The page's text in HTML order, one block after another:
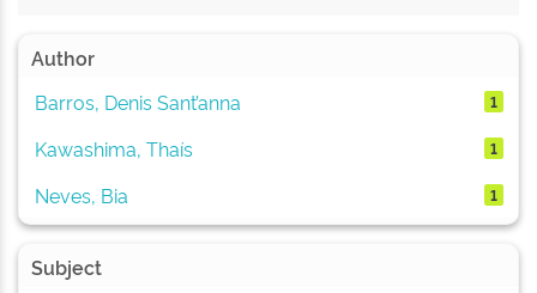
Author
Barros, Denis Sant’anna
1
Kawashima, Thaís 1
Neves, Bia 1
Subject